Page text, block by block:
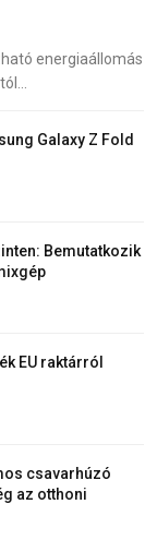
energiaállomás
Galaxy Z Fold
Bemutatkozik
EU raktárról
csavarhúzó
az otthoni